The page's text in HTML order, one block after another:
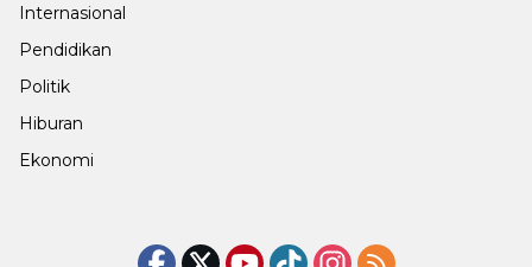
Internasional
Pendidikan
Politik
Hiburan
Ekonomi